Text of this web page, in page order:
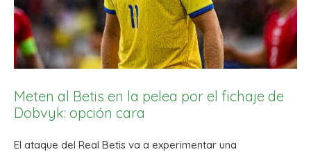
Meten al Betis en la pelea por el fichaje de
Dobvyk: opción cara
El ataque del Real Betis va a experimentar una